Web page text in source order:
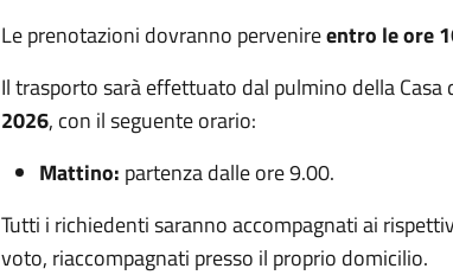
Le prenotazioni dovranno pervenireentro le ore
Il trasporto sarà effettuato dal pulmino della Casa
2026, con il seguente orario:
Mattino: partenza dalle ore 9.00.
Tutti i richiedenti saranno accompagnati ai
voto, riaccompagnati presso il proprio domicilio.